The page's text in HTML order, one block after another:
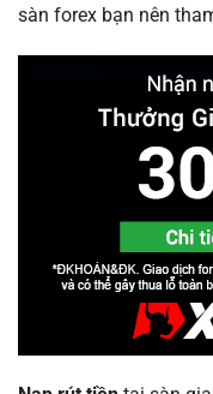
sàn forex bạn nên